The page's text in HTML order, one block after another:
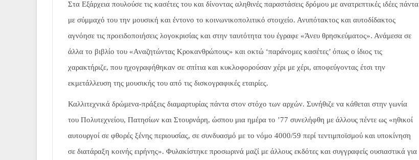
Στα Εξάρχεια πουλούσε τις κασέτες του και δίνοντας αληθινές παραστάσεις δρόμου με ανατρεπτικές ιδέες πάντα
με σύμμαχό του την μουσική και έντονο το κοινωνικοπολιτικό στοιχείο. Ανυπότακτος και αυτοδίδακτος
αγνόησε τις προειδοποιήσεις λογοκρισίας και στην ταυτότητα του έγραφε «Άνευ θρησκεύματος». Ανάμεσα σε
άλλα το βιβλίο του «Αναζητώντας Κροκανθρώπους» και οκτώ ‘παράνομες κασέτες’ όπως ο ίδιος τις
χαρακτήριζε, που ηχογραφήθηκαν σε σπίτια και κυκλοφορούσαν χέρι με χέρι, αποφεύγοντας έτσι την
εκμετάλλευση της μουσικής του από τις δισκογραφικές εταιρίες.
Καλλιτεχνικά δρώμενα-πράξεις διαμαρτυρίας πάντα στον στόχο των αρχών. Συνήθιζε να κάθεται στην γωνία
του Πολυτεχνείου, Πατησίων και Στουρνάρη, ώσπου μια ημέρα το ’77 συνελήφθη με άλλους πέντε ως «ηθικοί
αυτουργοί σε φθορές ξένης περιουσίας, σε συνδυασμό με το νόμο 4000/59 περί τεντιμποϊσμού και υποκίνηση
σε διατάραξη κοινής ειρήνης». Φυλακίστηκε προσωρινά μαζί με άλλους εκδότες και συγγραφείς ουσιαστικά για